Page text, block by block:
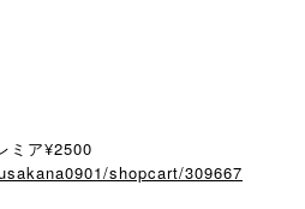
ミア¥2500
shopcart/309667